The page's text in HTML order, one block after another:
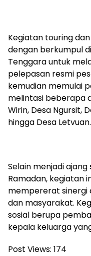
Kegiatan touring
dengan berkumpul
Tenggara untuk
pelepasan resmi
kemudian memulai
melintasi beberapa
Wirin, Desa Ngursit,
hingga Desa Letvuan.
Selain menjadi
Ramadan, kegiatan
mempererat sinergi
dan masyarakat.
sosial berupa
kepala keluarga
Post Views: 174